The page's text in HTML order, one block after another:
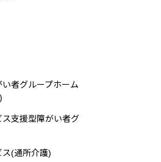
者グループホーム
支援型障がい者グ
(通所介護)